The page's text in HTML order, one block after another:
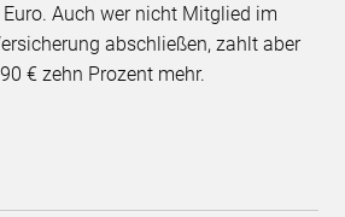
Auch wer nicht Mitglied im
abschließen, zahlt aber
€ zehn Prozent mehr.